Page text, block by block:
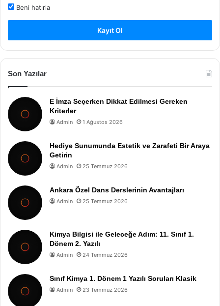
Beni hatırla
Kayıt Ol
Son Yazılar
E İmza Seçerken Dikkat Edilmesi Gereken
Kriterler
Admin 1 Ağustos 2026
Hediye Sunumunda Estetik ve Zarafeti Bir Araya
Getirin
Admin 25 Temmuz 2026
Ankara Özel Dans Derslerinin Avantajları
Admin 25 Temmuz 2026
Kimya Bilgisi ile Geleceğe Adım: 11. Sınıf 1.
Dönem 2. Yazılı
Admin 24 Temmuz 2026
Sınıf Kimya 1. Dönem 1 Yazılı Soruları Klasik
Admin 23 Temmuz 2026